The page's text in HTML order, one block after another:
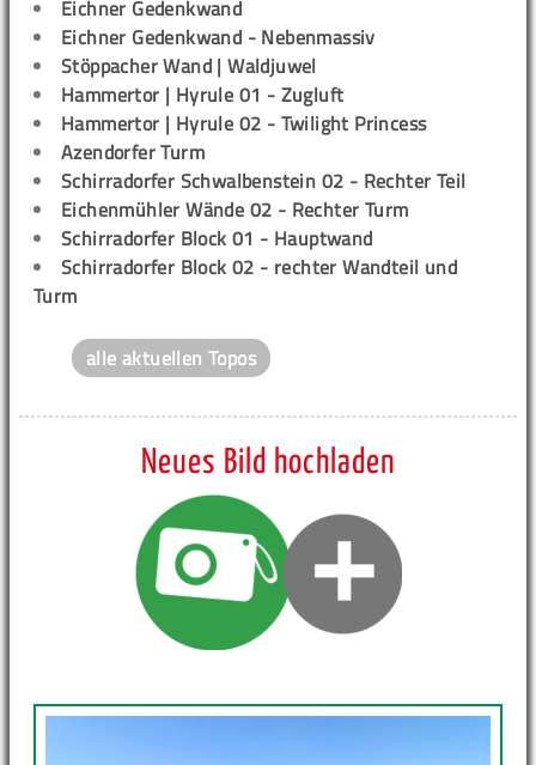
Eichner Gedenkwand
Eichner Gedenkwand - Nebenmassiv
Stöppacher Wand | Waldjuwel
Hammertor | Hyrule 01 - Zugluft
Hammertor | Hyrule 02 - Twilight Princess
Azendorfer Turm
Schirradorfer Schwalbenstein 02 - Rechter Teil
Eichenmühler Wände 02 - Rechter Turm
Schirradorfer Block 01 - Hauptwand
Schirradorfer Block 02 - rechter Wandteil und
Turm
alle aktuellen Topos
Neues Bild hochladen